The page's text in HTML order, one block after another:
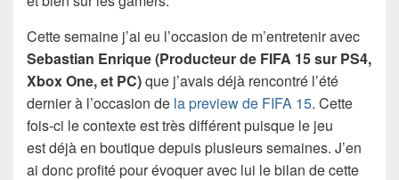
Cette semaine j’ai eu l’occasion de m’entretenir avec
Sebastian Enrique (Producteur de FIFA 15 sur PS4,
Xbox One, et PC)que j’avais déjà rencontré l’été
dernier à l’occasion de la preview de FIFA 15. Cette
fois-ci le contexte est très différent puisque le jeu
est déjà en boutique depuis plusieurs semaines. J’en
ai donc profité pour évoquer avec lui le bilan de cette